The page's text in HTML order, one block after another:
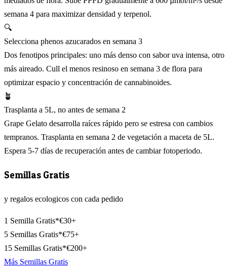
semana 4 para maximizar densidad y terpenol.
🔍
Selecciona phenos azucarados en semana 3
Dos fenotipos principales: uno más denso con sabor uva intensa, otro
más aireado. Cull el menos resinoso en semana 3 de flora para
optimizar espacio y concentración de cannabinoides.
🪴
Trasplanta a 5L, no antes de semana 2
Grape Gelato desarrolla raíces rápido pero se estresa con cambios
tempranos. Trasplanta en semana 2 de vegetación a maceta de 5L.
Espera 5-7 días de recuperación antes de cambiar fotoperiodo.
Semillas Gratis
y regalos ecologicos con cada pedido
1 Semilla Gratis*€30+
5 Semillas Gratis*€75+
15 Semillas Gratis*€200+
Más Semillas Gratis